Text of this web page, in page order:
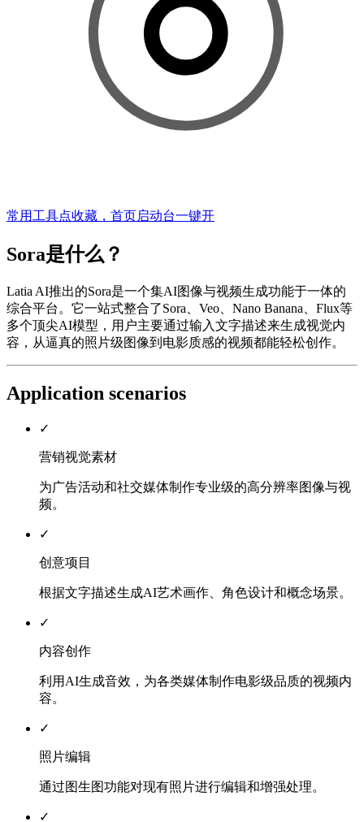
常用工具点收藏，首页启动台一键开
Sora是什么？
Latia AI推出的Sora是一个集AI图像与视频生成功能于一体的
综合平台。它一站式整合了Sora、Veo、Nano Banana、Flux等
多个顶尖AI模型，用户主要通过输入文字描述来生成视觉内
容，从逼真的照片级图像到电影质感的视频都能轻松创作。
Application scenarios
✓
营销视觉素材
为广告活动和社交媒体制作专业级的高分辨率图像与视
频。
✓
创意项目
根据文字描述生成AI艺术画作、角色设计和概念场景。
✓
内容创作
利用AI生成音效，为各类媒体制作电影级品质的视频内
容。
✓
照片编辑
通过图生图功能对现有照片进行编辑和增强处理。
✓